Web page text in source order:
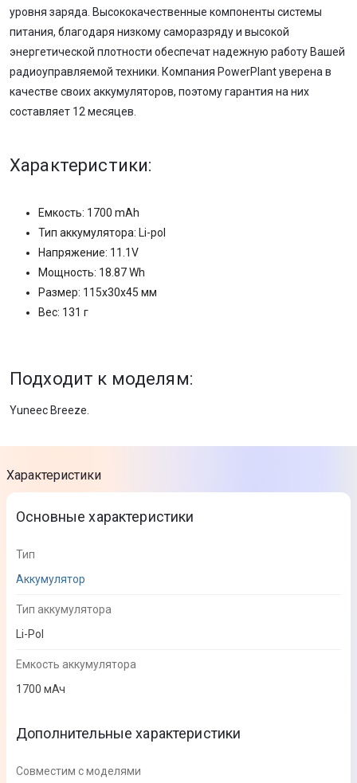
уровня заряда. Высококачественные компоненты системы
питания, благодаря низкому саморазряду и высокой
энергетической плотности обеспечат надежную работу Вашей
радиоуправляемой техники. Компания PowerPlant уверена в
качестве своих аккумуляторов, поэтому гарантия на них
составляет 12 месяцев.
Характеристики:
Емкость: 1700 mAh
Тип аккумулятора: Li-pol
Напряжение: 11.1V
Мощность: 18.87 Wh
Размер: 115x30x45 мм
Вес: 131 г
Подходит к моделям:
Yuneec Breeze.
Характеристики
Основные характеристики
Тип
Аккумулятор
Тип аккумулятора
Li-Pol
Емкость аккумулятора
1700 мАч
Дополнительные характеристики
Совместим с моделями